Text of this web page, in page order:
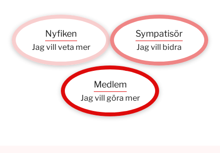
Nyfiken
Jag vill veta mer
Sympatisör
Jag vill bidra
Medlem
Jag vill göra mer